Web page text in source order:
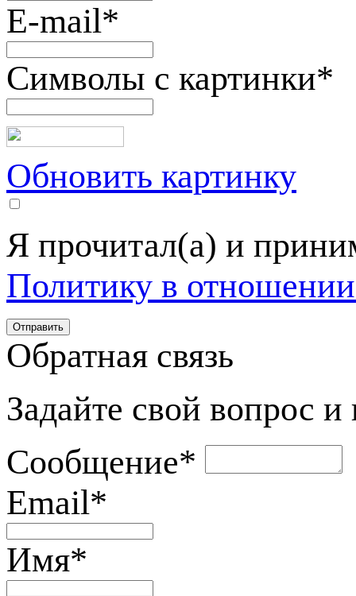
E-mail*
Символы с картинки*
Обновить картинку
Я прочитал(а) и
Политику в
Обратная связь
Задайте свой вопрос
Сообщение*
Email*
Имя*